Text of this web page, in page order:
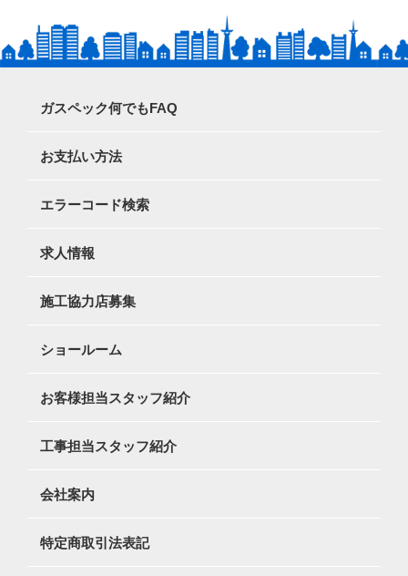
ガスペック何でもFAQ
お支払い方法
エラーコード検索
求人情報
施工協力店募集
ショールーム
お客様担当スタッフ紹介
工事担当スタッフ紹介
会社案内
特定商取引法表記